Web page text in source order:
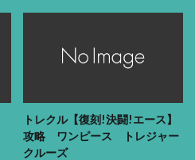
トレクル【復刻!決闘!エース】
攻略 ワンピース トレジャー
クルーズ